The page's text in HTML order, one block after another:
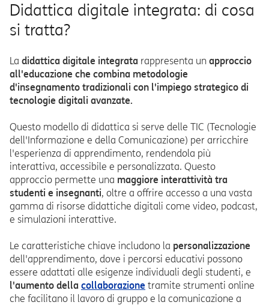
Didattica digitale integrata: di cosa
si tratta?
La didattica digitale integrata rappresenta un approccio
all'educazione che combina metodologie
d'insegnamento tradizionali con l'impiego strategico di
tecnologie digitali avanzate.
Questo modello di didattica si serve delle TIC (Tecnologie
dell'Informazione e della Comunicazione) per arricchire
l'esperienza di apprendimento, rendendola più
interattiva, accessibile e personalizzata. Questo
approccio permette una maggiore interattività tra
studenti e insegnanti, oltre a offrire accesso a una vasta
gamma di risorse didattiche digitali come video, podcast,
e simulazioni interattive.
Le caratteristiche chiave includono la personalizzazione
dell'apprendimento, dove i percorsi educativi possono
essere adattati alle esigenze individuali degli studenti, e
l'aumento della collaborazione tramite strumenti online
che facilitano il lavoro di gruppo e la comunicazione a